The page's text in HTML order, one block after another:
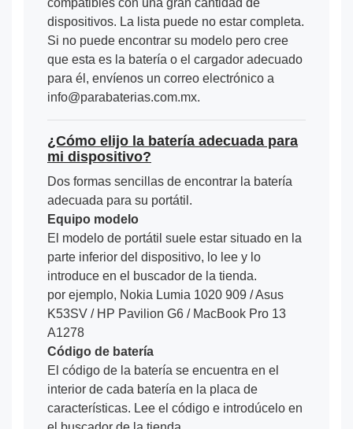
compatibles con una gran cantidad de
dispositivos. La lista puede no estar completa.
Si no puede encontrar su modelo pero cree
que esta es la batería o el cargador adecuado
para él, envíenos un correo electrónico a
info@parabaterias.com.mx.
¿Cómo elijo la batería adecuada para
mi dispositivo?
Dos formas sencillas de encontrar la batería
adecuada para su portátil.
Equipo modelo
El modelo de portátil suele estar situado en la
parte inferior del dispositivo, lo lee y lo
introduce en el buscador de la tienda.
por ejemplo, Nokia Lumia 1020 909 / Asus
K53SV / HP Pavilion G6 / MacBook Pro 13
A1278
Código de batería
El código de la batería se encuentra en el
interior de cada batería en la placa de
características. Lee el código e introdúcelo en